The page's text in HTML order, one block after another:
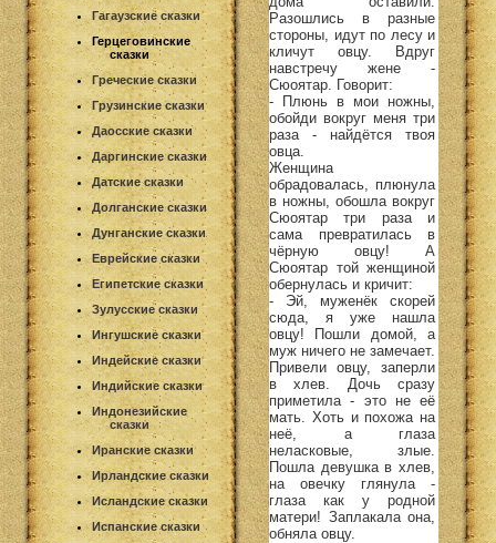
Гагаузские сказки
Герцеговинские
сказки
Греческие сказки
Грузинские сказки
Даосские сказки
Даргинские сказки
Датские сказки
Долганские сказки
Дунганские сказки
Еврейские сказки
Египетские сказки
Зулусские сказки
Ингушские сказки
Индейские сказки
Индийские сказки
Индонезийские
сказки
Иранские сказки
Ирландские сказки
Исландские сказки
Испанские сказки
Разошлись в разные
стороны, идут по лесу и
кличут овцу. Вдруг
навстречу жене -
Сюоятар. Говорит:
- Плюнь в мои ножны,
обойди вокруг меня три
раза - найдётся твоя
овца.
Женщина
обрадовалась, плюнула
в ножны, обошла вокруг
Сюоятар три раза и
сама превратилась в
чёрную овцу! А
Сюоятар той женщиной
обернулась и кричит:
- Эй, муженёк скорей
сюда, я уже нашла
овцу! Пошли домой, а
муж ничего не замечает.
Привели овцу, заперли
в хлев. Дочь сразу
приметила - это не её
мать. Хоть и похожа на
неё, а глаза
неласковые, злые.
Пошла девушка в хлев,
на овечку глянула -
глаза как у родной
матери! Заплакала она,
обняла овцу.